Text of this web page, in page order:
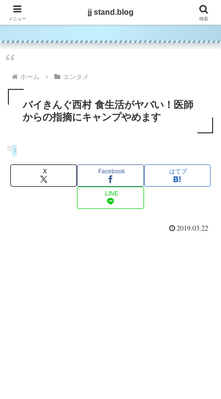
jj stand.blog
ホーム エンタメ
バイきんぐ西村 食生活がヤバい！医師
からの指摘にキャンプやめます
エンタメ
X Facebook はてブ
LINE
2019.03.22
メニュー
jj stand.blog
検索